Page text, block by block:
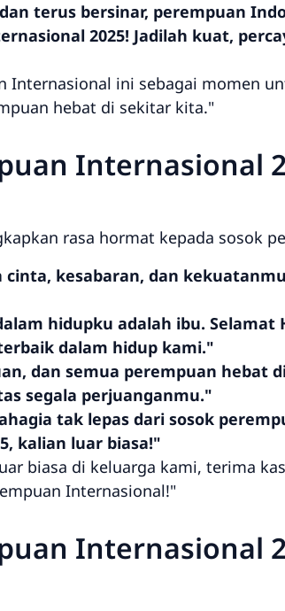
terus bersinar, perempuan
2025! Jadilah kuat,
Internasional ini sebagai momen
hebat di sekitar kita."
Internasional
rasa hormat kepada sosok
kesabaran, dan
hidupku adalah ibu.
dalam hidup kami."
dan semua perempuan hebat
segala perjuanganmu."
tak lepas dari sosok
kalian luar biasa!"
biasa di keluarga kami, terima
Internasional!"
Internasional